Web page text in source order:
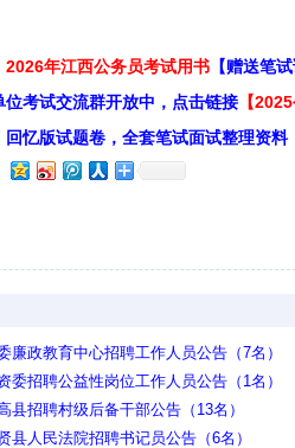
2026年江西公务员考试用书 【赠送笔
位考试交流群开放中，点击链接 【
回忆版试题卷，全套笔试面试整理资料
廉政教育中心招聘工作人员公告（7名）
委招聘公益性岗位工作人员公告（1名）
县招聘村级后备干部公告（13名）
县人民法院招聘书记员公告（6名）